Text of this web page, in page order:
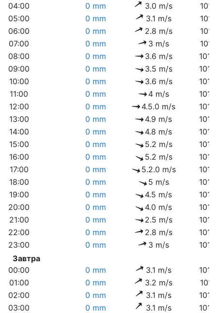
04:00
0 mm 3.0 m/s
05:00
0 mm 3.1 m/s
06:00
0 mm 2.8 m/s
07:00
0 mm 3 m/s
08:00
0 mm 3.6 m/s
09:00
0 mm 3.5 m/s
10:00
0 mm 3.6 m/s
11:00
0 mm 4 m/s
12:00
0 mm 4.5.0 m/s
13:00
0 mm 4.9 m/s
14:00
0 mm 4.8 m/s
15:00
0 mm 5.2 m/s
16:00
0 mm 5.2 m/s
17:00
0 mm 5.2.0 m/s
18:00
0 mm 5 m/s
19:00
0 mm 4.5 m/s
20:00
0 mm 4.0 m/s
21:00
0 mm 2.5 m/s
22:00
0 mm 2.8 m/s
23:00
0 mm 3 m/s
Завтра
00:00
0 mm 3.1 m/s
01:00
0 mm 3.2 m/s
02:00
0 mm 3.1 m/s
03:00
0 mm 3.1 m/s